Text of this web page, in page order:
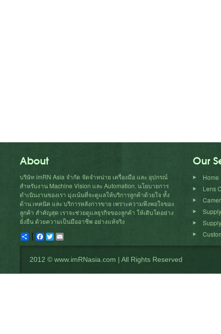
About
บริษัท imRN Asia จำกัด จัดจำหน่าย เครื่องมือ และ อุปกรณ์
สำหรับงาน Machine Vision และ Automation. นโยบายการ
ดำเนินงานของเรา มุ่งเน้นที่จะดูแลให้บริการลูกค้าด้วยใจ ทั้ง
ด้าน เทคนิค และ บริการหลังการขาย เพราะความพึงพอใจของ
ลูกค้า สำคัญสุด เราจะช่วยดูแลธุรกิจของลูกค้า ให้เติบโตอย่าง
ยั่งยืน ด้วยความเป็นมืออาชีพ อย่างแท้จริง
Share Facebook
Twitter
Our
Home
Lens
2012 © www.imRNasia.com | All Rights Reserved